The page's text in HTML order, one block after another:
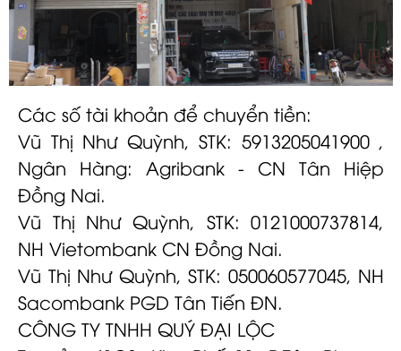
Các số tài khoản để chuyển tiền:
Vũ Thị Như Quỳnh, STK: 5913205041900 ,
Ngân Hàng: Agribank - CN Tân Hiệp
Đồng Nai.
Vũ Thị Như Quỳnh, STK: 0121000737814,
NH Vietombank CN Đồng Nai.
Vũ Thị Như Quỳnh, STK: 050060577045, NH
Sacombank PGD Tân Tiến ĐN.
CÔNG TY TNHH QUÝ ĐẠI LỘC